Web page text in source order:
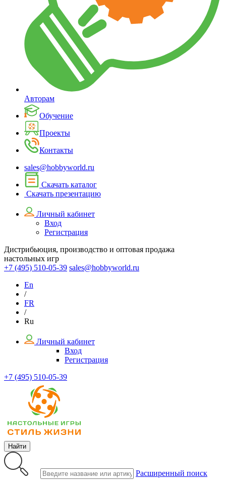
Авторам
Обучение
Проекты
Контакты
sales@hobbyworld.ru
Скачать каталог
Скачать презентацию
Личный кабинет
Вход
Регистрация
Дистрибьюция, производство и оптовая продажа
настольных игр
+7 (495) 510-05-39 sales@hobbyworld.ru
En
/
FR
/
Ru
Личный кабинет
Вход
Регистрация
+7 (495) 510-05-39
Найти
Расширенный поиск